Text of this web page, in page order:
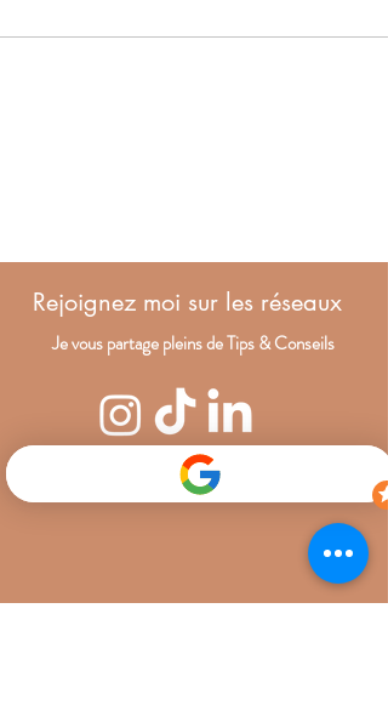
Rejoignez moi sur les réseaux
Je vous partage pleins de Tips & Conseils